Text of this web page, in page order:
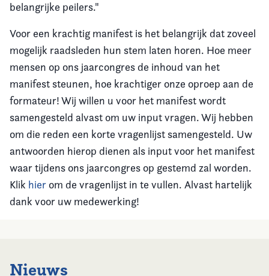
belangrijke peilers."
Voor een krachtig manifest is het belangrijk dat zoveel
mogelijk raadsleden hun stem laten horen. Hoe meer
mensen op ons jaarcongres de inhoud van het
manifest steunen, hoe krachtiger onze oproep aan de
formateur! Wij willen u voor het manifest wordt
samengesteld alvast om uw input vragen. Wij hebben
om die reden een korte vragenlijst samengesteld. Uw
antwoorden hierop dienen als input voor het manifest
waar tijdens ons jaarcongres op gestemd zal worden.
Klik hier om de vragenlijst in te vullen. Alvast hartelijk
dank voor uw medewerking!
Nieuws